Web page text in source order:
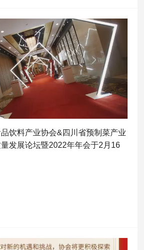
饮料产业协会&四川省预制菜产业
发展论坛暨2022年年会于2月16